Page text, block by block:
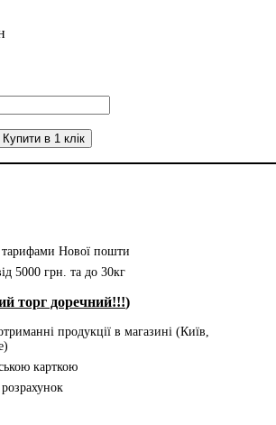
тарифами Нової пошти
5000 грн. та до 30кг
торг доречний!!!)
продукції в магазині (Київ,
карткою
Купити в 1 клік